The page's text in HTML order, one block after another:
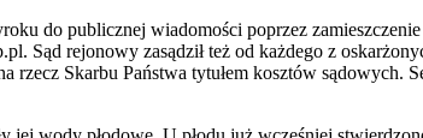
do publicznej wiadomości poprzez
Sąd rejonowy zasądził też od każdego z
Skarbu Państwa tytułem kosztów sądowych.